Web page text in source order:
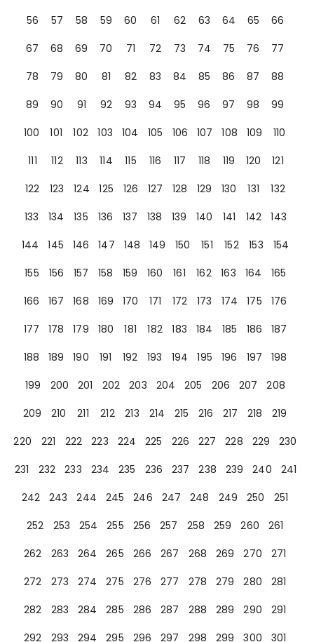
56
57 58 59 60 61 62 63 64 65
66
67
68 69 70 71 72 73 74 75 76
77
78
79 80 81 82 83 84 85 86 87
88
89
90 91 92 93 94 95 96 97 98
99
100
101 102 103 104 105 106 107 108 109
110
111
112 113 114 115 116 117 118 119 120
121
122
123 124 125 126 127 128 129 130 131
132
133
134 135 136 137 138 139 140 141 142
143
144
145 146 147 148 149 150 151 152 153
154
155
156 157 158 159 160 161 162 163 164
165
166
167 168 169 170 171 172 173 174 175
176
177
178 179 180 181 182 183 184 185 186
187
188
189 190 191 192 193 194 195 196 197
198
199
200 201 202 203 204 205 206 207
208
209
210 211 212 213 214 215 216 217 218
219
220
221 222 223 224 225 226 227 228 229
230
231
232 233 234 235 236 237 238 239 240
241
242
243 244 245 246 247 248 249 250
251
252
253 254 255 256 257 258 259 260
261
262
263 264 265 266 267 268 269 270
271
272
273 274 275 276 277 278 279 280
281
282
283 284 285 286 287 288 289 290
291
292
293 294 295 296 297 298 299 300 301